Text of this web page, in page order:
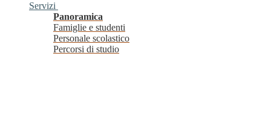
Servizi
Panoramica
Famiglie e studenti
Personale scolastico
Percorsi di studio